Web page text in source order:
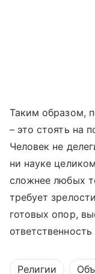
Таким образом,
– это стоять на
Человек не
ни науке
сложнее любых
требует
готовых опор,
Религии